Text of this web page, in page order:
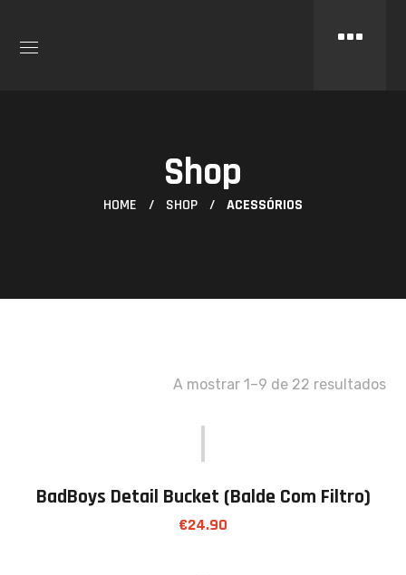
Shop
HOME SHOP ACESSÓRIOS
A mostrar 1–9 de 22 resultados
BadBoys Detail Bucket (Balde Com Filtro)
€24.90